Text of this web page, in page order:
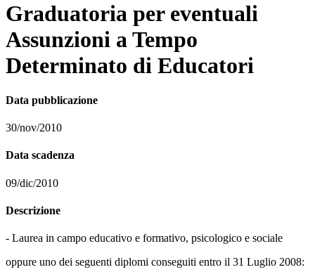
Graduatoria per eventuali
Assunzioni a Tempo
Determinato di Educatori
Data pubblicazione
30/nov/2010
Data scadenza
09/dic/2010
Descrizione
- Laurea in campo educativo e formativo, psicologico e sociale
oppure uno dei seguenti diplomi conseguiti entro il 31 Luglio 2008: